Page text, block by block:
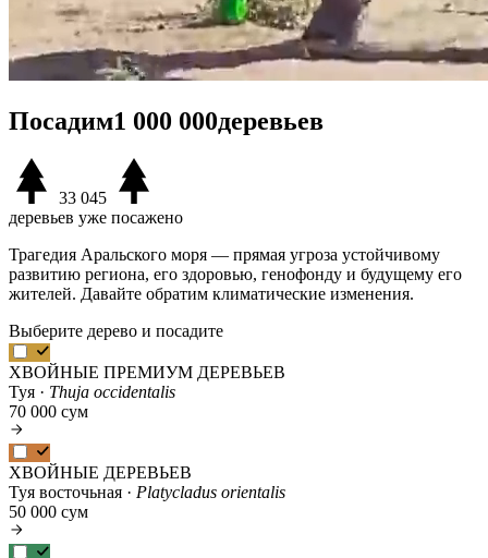
Посадим1 000 000деревьев
33 045
деревьев уже посажено
Трагедия Аральского моря — прямая угроза устойчивому
развитию региона, его здоровью, генофонду и будущему его
жителей. Давайте обратим климатические изменения.
Выберите дерево и посадите
ХВОЙНЫЕ ПРЕМИУМ ДЕРЕВЬЕВ
Туя · Thuja occidentalis
70 000 сум
ХВОЙНЫЕ ДЕРЕВЬЕВ
Туя восточьная · Platycladus orientalis
50 000 сум